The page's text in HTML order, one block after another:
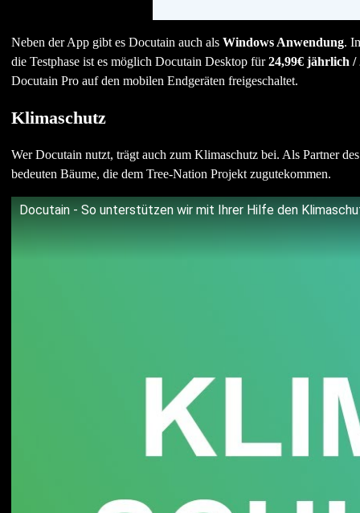
Neben der App gibt es Docutain auch als Windows Anwendung.
die Testphase ist es möglich Docutain Desktop für24,99€ jährlich /
Docutain Pro auf den mobilen Endgeräten freigeschaltet.
Klimaschutz
Wer Docutain nutzt, trägt auch zum Klimaschutz bei. Als Partner
bedeuten Bäume, die dem Tree-Nation Projekt zugutekommen.
Docutain - So unterstützen wir mit Ihrer Hilfe den